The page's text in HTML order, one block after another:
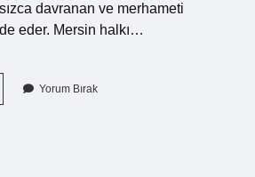
davranan ve merhameti
eder. Mersin halkı…
Yorum Bırak